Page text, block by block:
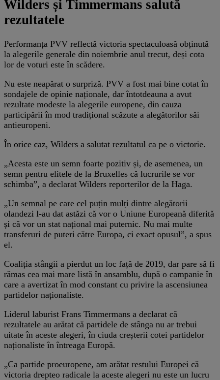
Wilders și Timmermans salută
rezultatele
Performanța PVV reflectă victoria spectaculoasă obținută
la alegerile generale din noiembrie anul trecut, deși cota
lor de voturi este în scădere.
Nu este neapărat o surpriză. PVV a fost mai bine cotat în
sondajele de opinie naționale, dar întotdeauna a avut
rezultate modeste la alegerile europene, din cauza
participării în mod tradițional scăzute a alegătorilor săi
antieuropeni.
În orice caz, Wilders a salutat rezultatul ca pe o victorie.
„Acesta este un semn foarte pozitiv și, de asemenea, un
semn pentru elitele de la Bruxelles că lucrurile se vor
schimba”, a declarat Wilders reporterilor de la Haga.
„Un semnal pe care cel puțin mulți dintre alegătorii
olandezi l-au dat astăzi că vor o Uniune Europeană diferită
și că vor un stat național mai puternic. Nu mai multe
transferuri de puteri către Europa, ci exact opusul”, a spus
el.
Coaliția stângii a pierdut un loc față de 2019, dar pare să fi
rămas cea mai mare listă în ansamblu, după o campanie în
care a avertizat în mod constant cu privire la ascensiunea
partidelor naționaliste.
Liderul laburist Frans Timmermans a declarat că
rezultatele au arătat că partidele de stânga nu ar trebui
uitate în aceste alegeri, în ciuda creșterii cotei partidelor
naționaliste în întreaga Europă.
„Ca partide proeuropene, am arătat restului Europei că
victoria drepteo radicale la aceste alegeri nu este un lucru